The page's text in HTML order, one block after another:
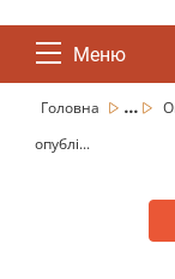
Меню
Головна ...
опублі...